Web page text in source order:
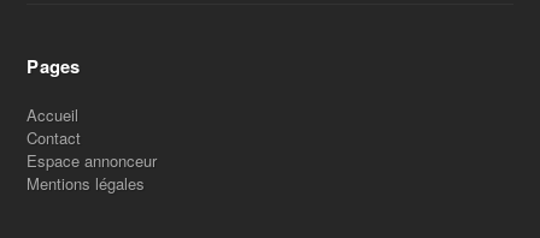
Pages
Accueil
Contact
Espace annonceur
Mentions légales